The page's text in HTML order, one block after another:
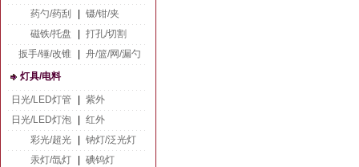
药勺/药刮
镊/钳/夹
磁铁/托盘
打孔/切割
扳手/锤/改锥
舟/篮/网/漏勺
灯具/电料
日光/LED灯管
紫外
日光/LED灯泡
红外
彩光/超光
钠灯/泛光灯
汞灯/氙灯
碘钨灯